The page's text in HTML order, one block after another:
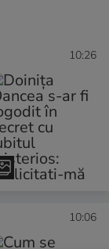
10:26
10:06